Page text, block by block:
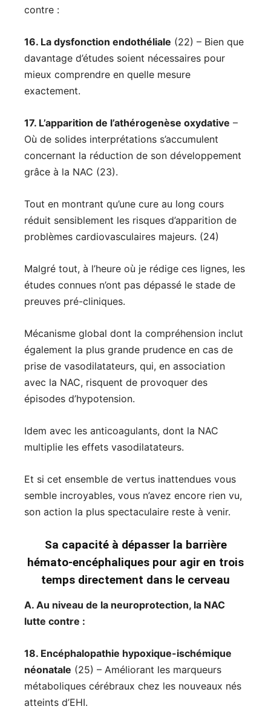
contre :
16. La dysfonction endothéliale (22) – Bien que
davantage d’études soient nécessaires pour
mieux comprendre en quelle mesure
exactement.
17. L’apparition de l’athérogenèse oxydative –
Où de solides interprétations s’accumulent
concernant la réduction de son développement
grâce à la NAC (23).
Tout en montrant qu’une cure au long cours
réduit sensiblement les risques d’apparition de
problèmes cardiovasculaires majeurs. (24)
Malgré tout, à l’heure où je rédige ces lignes, les
études connues n’ont pas dépassé le stade de
preuves pré-cliniques.
Mécanisme global dont la compréhension inclut
également la plus grande prudence en cas de
prise de vasodilatateurs, qui, en association
avec la NAC, risquent de provoquer des
épisodes d’hypotension.
Idem avec les anticoagulants, dont la NAC
multiplie les effets vasodilatateurs.
Et si cet ensemble de vertus inattendues vous
semble incroyables, vous n’avez encore rien vu,
son action la plus spectaculaire reste à venir.
Sa capacité à dépasser la barrière
hémato-encéphaliques pour agir en trois
temps directement dans le cerveau
A. Au niveau de la neuroprotection, la NAC
lutte contre :
18. Encéphalopathie hypoxique-ischémique
néonatale (25) – Améliorant les marqueurs
métaboliques cérébraux chez les nouveaux nés
atteints d’EHI.